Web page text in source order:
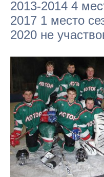
2013-2014 4
2017 1 место
2020 не